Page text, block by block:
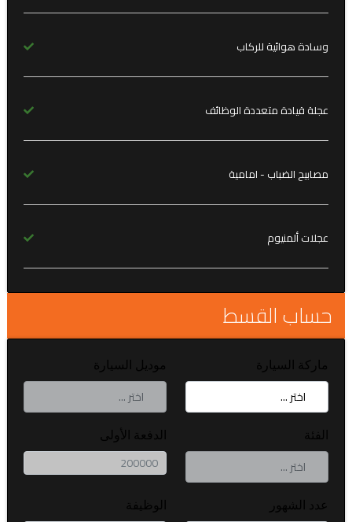
وسادة هوائية للركاب
عجلة قيادة متعددة الوظائف
مصابيح الضباب - امامية
عجلات ألمنيوم
حساب القسط
ماركة السيارة موديل السيارة
الفئة الدفعة الأولى
عدد الشهور الوظيفة